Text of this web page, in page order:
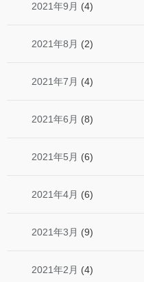
2021年9月 (4)
2021年8月 (2)
2021年7月 (4)
2021年6月 (8)
2021年5月 (6)
2021年4月 (6)
2021年3月 (9)
2021年2月 (4)